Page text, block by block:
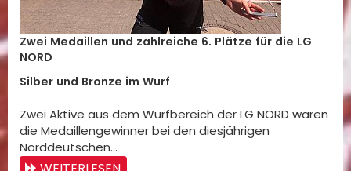
Zwei Medaillen und zahlreiche 6. Plätze für die LG
NORD
Silber und Bronze im Wurf
Zwei Aktive aus dem Wurfbereich der LG NORD waren
die Medaillengewinner bei den diesjährigen
Norddeutschen…